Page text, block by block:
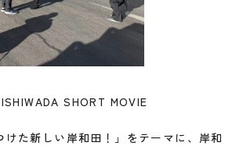
SHORT MOVIE
けた新しい岸和田！」をテーマに、岸和